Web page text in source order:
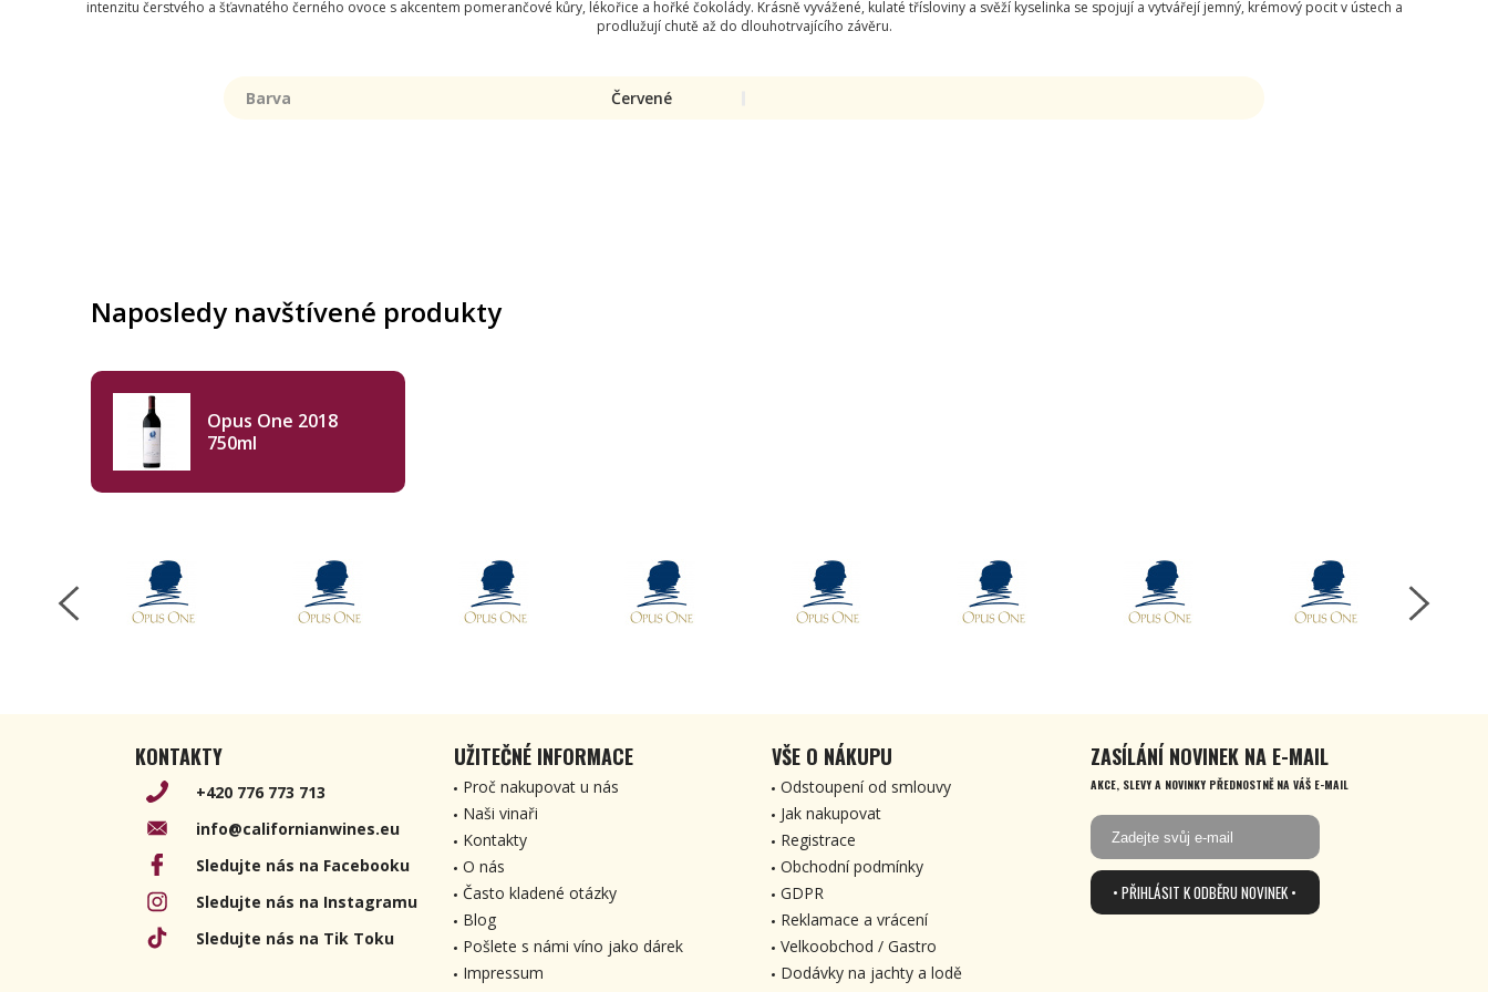
intenzitu čerstvého a šťavnatého černého ovoce s akcentem pomerančové kůry, lékořice a hořké čokolády. Krásně vyvážené, kulaté třísloviny a svěží kyselinka se spojují a vytvářejí jemný, krémový pocit v ústech a
prodlužují chutě až do dlouhotrvajícího závěru.
Barva Červené
Naposledy navštívené produkty
Opus One 2018
750ml
KONTAKTY
+420 776 773 713
info@californianwines.eu
Sledujte nás na Facebooku
Sledujte nás na Instagramu
Sledujte nás na Tik Toku
UŽITEČNÉ INFORMACE
Proč nakupovat u nás
Naši vinaři
Kontakty
O nás
Často kladené otázky
Blog
Pošlete s námi víno jako dárek
Impressum
VŠE O NÁKUPU
Odstoupení od smlouvy
Jak nakupovat
Registrace
Obchodní podmínky
GDPR
Reklamace a vrácení
Velkoobchod / Gastro
Dodávky na jachty a lodě
ZASÍLÁNÍ NOVINEK NA E-MAIL
AKCE, SLEVY A NOVINKY PŘEDNOSTNĚ NA VÁŠ E-MAIL
• PŘIHLÁSIT K ODBĚRU NOVINEK •